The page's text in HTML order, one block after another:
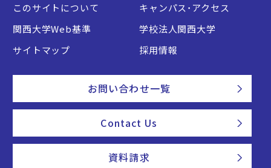
このサイトについて
キャンパス・アクセス
関西大学Web基準
学校法人関西大学
サイトマップ
採用情報
お問い合わせ一覧
Contact Us
資料請求